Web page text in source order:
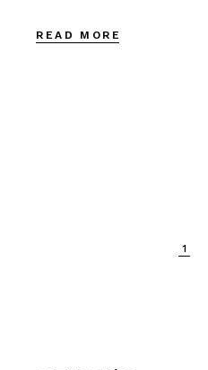
READ MORE
1